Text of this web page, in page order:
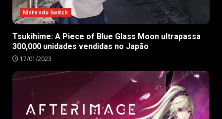
Nintendo Switch
Tsukihime: A Piece of Blue Glass Moon ultrapassa
300,000 unidades vendidas no Japão
17/01/2023